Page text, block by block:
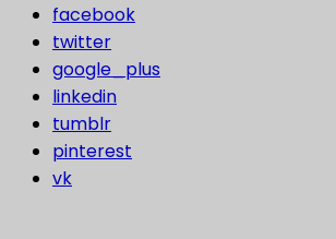
facebook
twitter
google_plus
linkedin
tumblr
pinterest
vk